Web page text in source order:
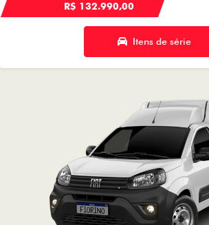
R$ 132.990,00
Itens de série